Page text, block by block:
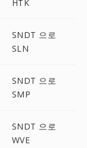
HTK
SNDT 으로
SLN
SNDT 으로
SMP
SNDT 으로
WVE